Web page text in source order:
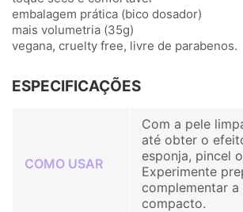
embalagem prática (bico dosador)
mais volumetria (35g)
vegana, cruelty free, livre de parabenos.
ESPECIFICAÇÕES
COMO USAR
Com a pele
até obter o
esponja, pincel
Experimente
complementar
compacto.